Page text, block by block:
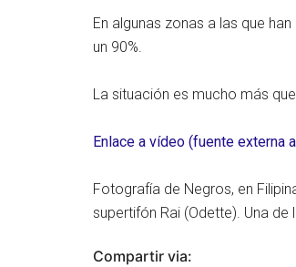
En algunas zonas a las que
un 90%.
La situación es mucho más
Enlace a vídeo (fuente externa
Fotografía de Negros, en
supertifón Rai (Odette). Una
Compartir via: